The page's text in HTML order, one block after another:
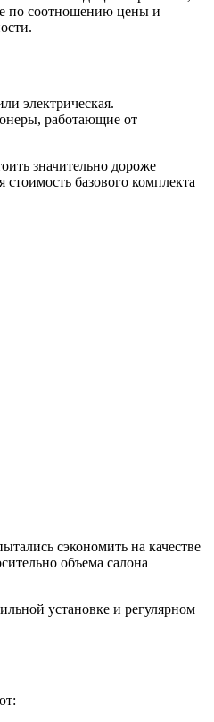
по соотношению цены и
электрическая.
работающие от
значительно дороже
базового комплекта
сэкономить на качестве
объема салона
установке и регулярном